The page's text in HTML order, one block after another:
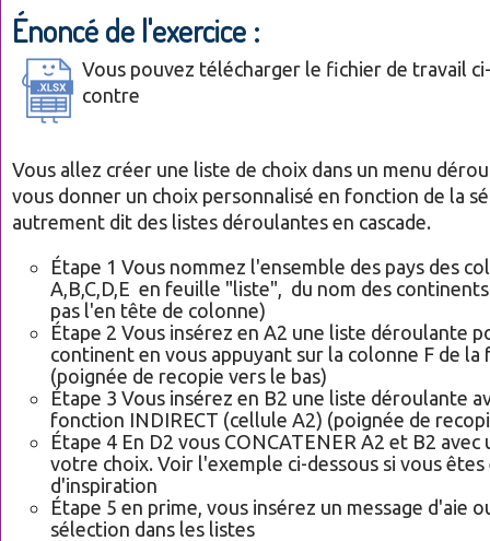
Énoncé de l'exercice :
Vous pouvez télécharger le fichier de travail ci-
contre
Vous allez créer une liste de choix dans un menu
vous donner un choix personnalisé en fonction de la
autrement dit des listes déroulantes en cascade.
Étape 1 Vous nommez l'ensemble des pays des
A,B,C,D,E en feuille "liste", du nom des
pas l'en tête de colonne)
Étape 2 Vous insérez en A2 une liste déroulante
continent en vous appuyant sur la colonne F de
(poignée de recopie vers le bas)
Étape 3 Vous insérez en B2 une liste déroulante
fonction INDIRECT (cellule A2) (poignée de
Étape 4 En D2 vous CONCATENER A2 et B2
votre choix. Voir l'exemple ci-dessous si vous êtes
d'inspiration
Étape 5 en prime, vous insérez un message d'aie
sélection dans les listes